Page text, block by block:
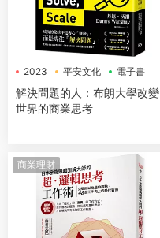
2023 平安文化 電子書
解決問題的人：布朗大學改變
世界的商業思考
商業理財